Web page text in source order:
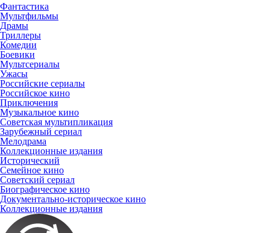
Фантастика
Мультфильмы
Драмы
Триллеры
Комедии
Боевики
Мультсериалы
Ужасы
Российские сериалы
Российское кино
Приключения
Музыкальное кино
Советская мультипликация
Зарубежный сериал
Мелодрама
Коллекционные издания
Исторический
Семейное кино
Советский сериал
Биографическое кино
Документально-историческое кино
Коллекционные издания